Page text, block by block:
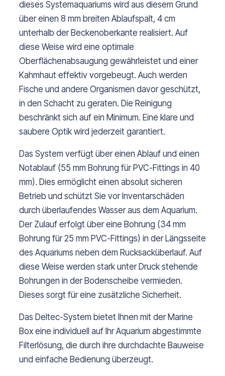
dieses Systemaquariums wird aus diesem Grund
über einen 8 mm breiten Ablaufspalt, 4 cm
unterhalb der Beckenoberkante realisiert. Auf
diese Weise wird eine optimale
Oberflächenabsaugung gewährleistet und einer
Kahmhaut effektiv vorgebeugt. Auch werden
Fische und andere Organismen davor geschützt,
in den Schacht zu geraten. Die Reinigung
beschränkt sich auf ein Minimum. Eine klare und
saubere Optik wird jederzeit garantiert.
Das System verfügt über einen Ablauf und einen
Notablauf (55 mm Bohrung für PVC-Fittings in 40
mm). Dies ermöglicht einen absolut sicheren
Betrieb und schützt Sie vor Inventarschäden
durch überlaufendes Wasser aus dem Aquarium.
Der Zulauf erfolgt über eine Bohrung (34 mm
Bohrung für 25 mm PVC-Fittings) in der Längsseite
des Aquariums neben dem Rucksacküberlauf. Auf
diese Weise werden stark unter Druck stehende
Bohrungen in der Bodenscheibe vermieden.
Dieses sorgt für eine zusätzliche Sicherheit.
Das Deltec-System bietet Ihnen mit der Marine
Box eine individuell auf Ihr Aquarium abgestimmte
Filterlösung, die durch ihre durchdachte Bauweise
und einfache Bedienung überzeugt.